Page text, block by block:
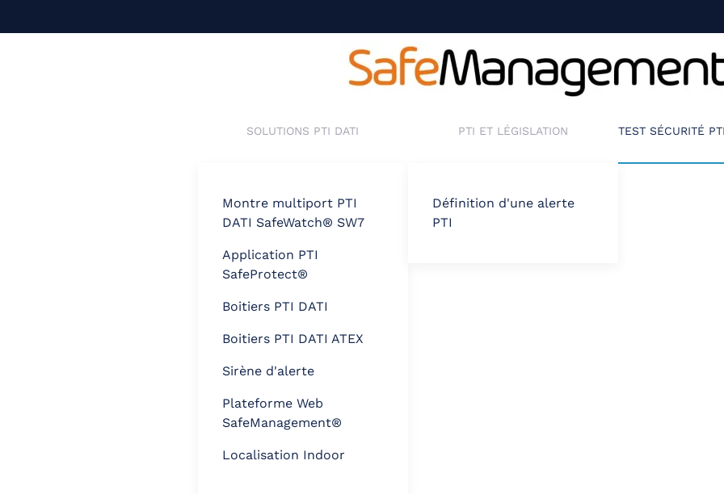
SOLUTIONS PTI DATI
Montre multiport PTI
DATI SafeWatch® SW7
Application PTI
SafeProtect®
Boitiers PTI DATI
Boitiers PTI DATI ATEX
Sirène d'alerte
Plateforme Web
SafeManagement®
Localisation Indoor
PTI ET LÉGISLATION
Définition d'une alerte
PTI
TEST SÉCURITÉ PTI